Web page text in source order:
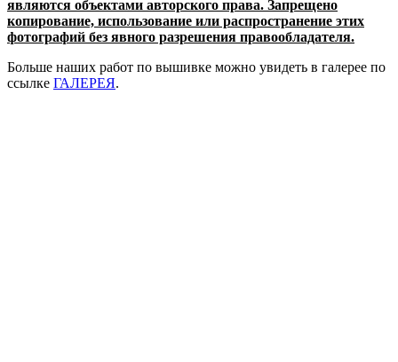
являются объектами авторского права. Запрещено
копирование, использование или распространение этих
фотографий без явного разрешения правообладателя.
Больше наших работ по вышивке можно увидеть в галерее по
ссылке ГАЛЕРЕЯ.